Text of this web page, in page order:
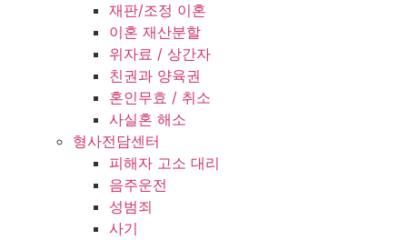
재판/조정 이혼
이혼 재산분할
위자료 / 상간자
친권과 양육권
혼인무효 / 취소
사실혼 해소
형사전담센터
피해자 고소 대리
음주운전
성범죄
사기